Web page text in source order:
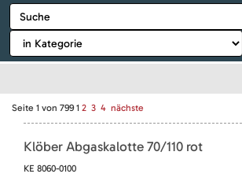
Seite 1 von 799 1 2 3 4 nächste
Klöber Abgaskalotte 70/110 rot
KE 8060-0100